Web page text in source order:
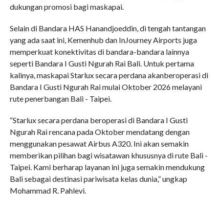
dukungan promosi bagi maskapai.
Selain di Bandara HAS Hanandjoeddin, di tengah tantangan
yang ada saat ini, Kemenhub dan InJourney Airports juga
memperkuat konektivitas di bandara-bandara lainnya
seperti Bandara I Gusti Ngurah Rai Bali. Untuk pertama
kalinya, maskapai Starlux secara perdana akanberoperasi di
Bandara I Gusti Ngurah Rai mulai Oktober 2026 melayani
rute penerbangan Bali - Taipei.
“Starlux secara perdana beroperasi di Bandara I Gusti
Ngurah Rai rencana pada Oktober mendatang dengan
menggunakan pesawat Airbus A320. Ini akan semakin
memberikan pilihan bagi wisatawan khususnya di rute Bali -
Taipei. Kami berharap layanan ini juga semakin mendukung
Bali sebagai destinasi pariwisata kelas dunia,” ungkap
Mohammad R. Pahlevi.